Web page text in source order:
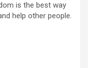
is the best way
help other people.